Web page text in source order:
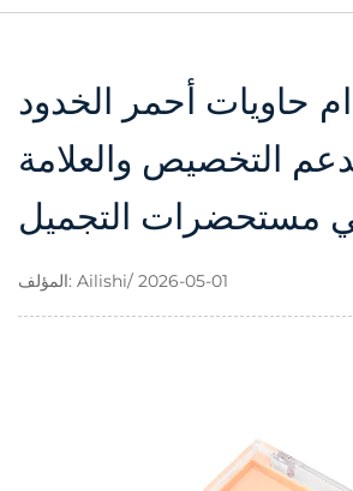
حاويات أحمر الخدود
التخصيص والعلامة
مستحضرات التجميل
المؤلف: Ailishi/ 2026-05-01